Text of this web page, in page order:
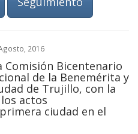
2016
Comisión Bicentenario
de la Benemérita y
de Trujillo, con la
actos
ciudad en el